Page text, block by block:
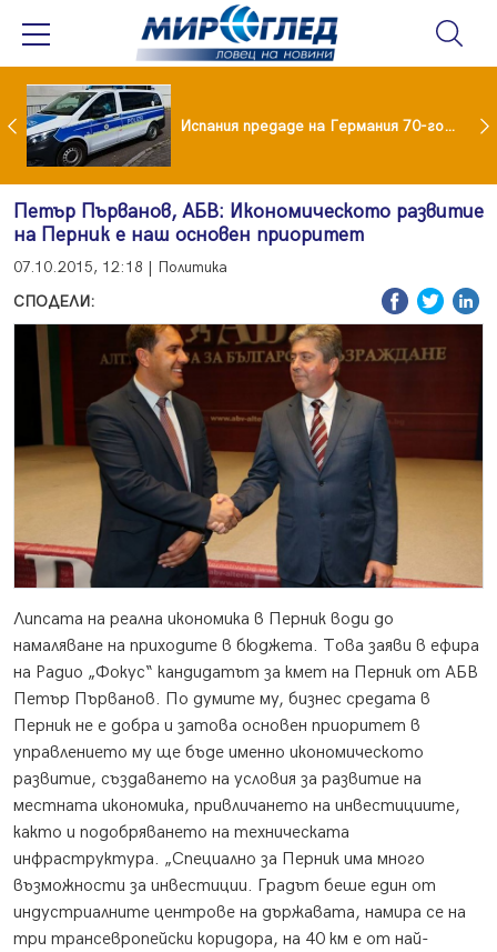
Нови пътни такси в Румъния от 31 август: Колко ще плащат камионите и колите Испания предаде на Германия 70-годишен заподозрян за банков обир
Петър Първанов, АБВ: Икономическото развитие
на Перник е наш основен приоритет
07.10.2015, 12:18 | Политика
СПОДЕЛИ:
Липсата на реална икономика в Перник води до
намаляване на приходите в бюджета. Това заяви в ефира
на Радио „Фокус“ кандидатът за кмет на Перник от АБВ
Петър Първанов. По думите му, бизнес средата в
Перник не е добра и затова основен приоритет в
управлението му ще бъде именно икономическото
развитие, създаването на условия за развитие на
местната икономика, привличането на инвестициите,
както и подобряването на техническата
инфраструктура. „Специално за Перник има много
възможности за инвестиции. Градът беше един от
индустриалните центрове на държавата, намира се на
три трансевропейски коридора, на 40 км е от най-